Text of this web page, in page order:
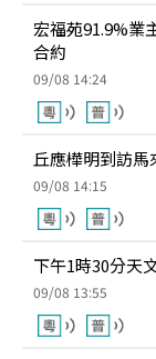
宏福苑91.9%業
合約
09/08 14:24
丘應樺明到訪
09/08 14:15
下午1時30分天
09/08 13:55